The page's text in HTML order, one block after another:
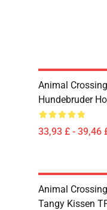
Animal
Hundebruder
33,93 £ - 39,46
Animal
Tangy Kissen